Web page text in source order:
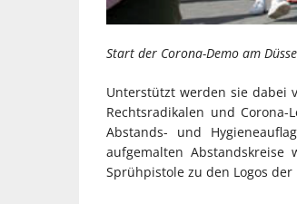
Start der Corona-Demo am
Unterstützt werden sie dabei
Rechtsradikalen und
Abstands- und
aufgemalten
Sprühpistole zu den Logos